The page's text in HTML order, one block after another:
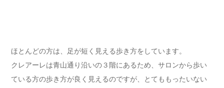
ほとんどの方は、足が短く見える歩き方をしています。
クレアーレは青山通り沿いの３階にあるため、サロンから歩い
ている方の歩き方が良く見えるのですが、とてももったいない